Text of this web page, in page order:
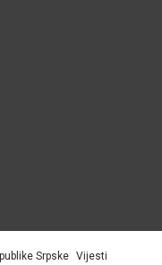
Srpske Vijesti